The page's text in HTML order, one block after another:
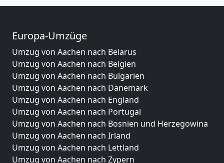
Europa-Umzüge
Umzug von Aachen nach Belarus
Umzug von Aachen nach Belgien
Umzug von Aachen nach Bulgarien
Umzug von Aachen nach Dänemark
Umzug von Aachen nach England
Umzug von Aachen nach Portugal
Umzug von Aachen nach Bosnien und Herzegowina
Umzug von Aachen nach Irland
Umzug von Aachen nach Lettland
Umzug von Aachen nach Zypern